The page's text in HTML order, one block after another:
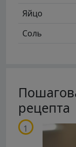
Яйцо
Соль
рецепта